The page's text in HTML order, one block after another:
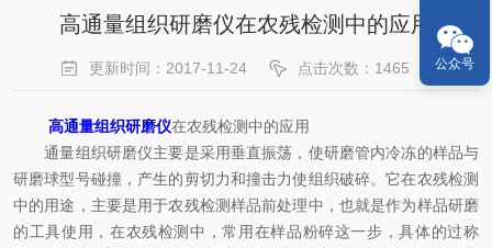
高通量组织研磨仪在农残检测中的应用
更新时间：2017-11-24 点击次数：1465
高通量组织研磨仪在农残检测中的应用
通量组织研磨仪主要是采用垂直振荡，使研磨管内冷冻的样品与
研磨球型号碰撞，产生的剪切力和撞击力使组织破碎。它在农残检测
中的用途，主要是用于农残检测样品前处理中，也就是作为样品研磨
的工具使用，在农残检测中，常用在样品粉碎这一步，具体的过称
公众号